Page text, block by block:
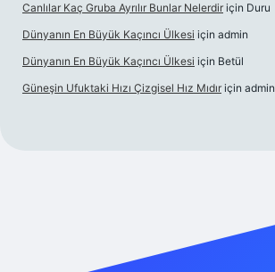
Canlılar Kaç Gruba Ayrılır Bunlar Nelerdir için Duru
Dünyanın En Büyük Kaçıncı Ülkesi için admin
Dünyanın En Büyük Kaçıncı Ülkesi için Betül
Güneşin Ufuktaki Hızı Çizgisel Hız Mıdır için admin